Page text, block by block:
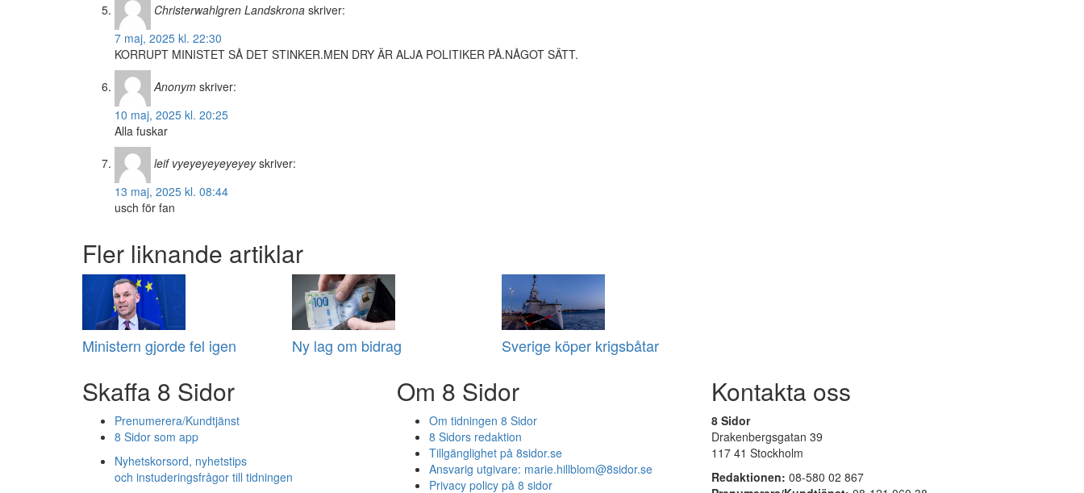
Christerwahlgren Landskrona skriver:
7 maj, 2025 kl. 22:30
KORRUPT MINISTET SÅ DET STINKER.MEN DRY ÄR ALJA POLITIKER PÅ.NÅGOT SÄTT.
Anonym skriver:
10 maj, 2025 kl. 20:25
Alla fuskar
leif vyeyeyeyeyeyey skriver:
13 maj, 2025 kl. 08:44
usch för fan
Fler liknande artiklar
Ministern gjorde fel igen Ny lag om bidrag Sverige köper krigsbåtar
Skaffa 8 Sidor
Prenumerera/Kundtjänst
8 Sidor som app
Nyhetskorsord, nyhetstips
och instuderingsfrågor till tidningen
Om 8 Sidor
Om tidningen 8 Sidor
8 Sidors redaktion
Tillgänglighet på 8sidor.se
Ansvarig utgivare: marie.hillblom@8sidor.se
Privacy policy på 8 sidor
Kontakta oss
8 Sidor
Drakenbergsgatan 39
117 41 Stockholm
Redaktionen: 08-580 02 867